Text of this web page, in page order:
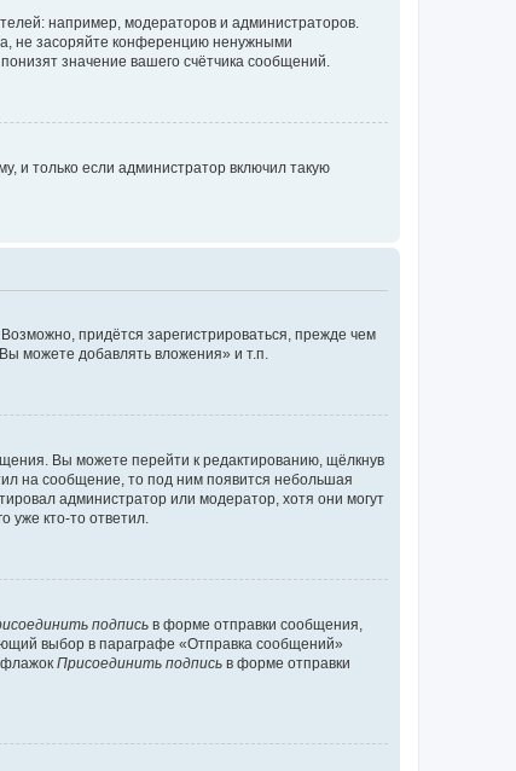
например, модераторов и администраторов.
не засоряйте конференцию ненужными
значение вашего счётчика сообщений.
и только если администратор включил такую
придётся зарегистрироваться, прежде чем
можете добавлять вложения» и т.п.
Вы можете перейти к редактированию, щёлкнув
на сообщение, то под ним появится небольшая
администратор или модератор, хотя они могут
уже кто-то ответил.
подпись в форме отправки сообщения,
выбор в параграфе «Отправка сообщений»
флажок Присоединить подпись в форме отправки